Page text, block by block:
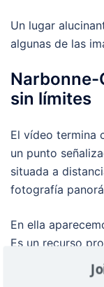
Un lugar
algunas de las
Narbonne-
sin límites
El vídeo termina
un punto
situada a
fotografía
En ella
Es un recurso
buen hacer del
resume el